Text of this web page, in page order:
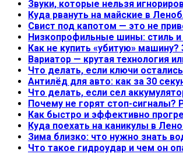
Звуки, которые нельзя
Куда рвануть на майские в
Свист под капотом — это не
Низкопрофильные шины: стиль и
Как не купить «убитую»
Вариатор — крутая технология
Что делать, если ключи
Антилёд для авто: как за 30
Что делать, если сел
Почему не горят стоп-
Как быстро и эффективно
Куда поехать на каникулы в
Зима близко: что нужно знать
Что такое гидроудар и чем он